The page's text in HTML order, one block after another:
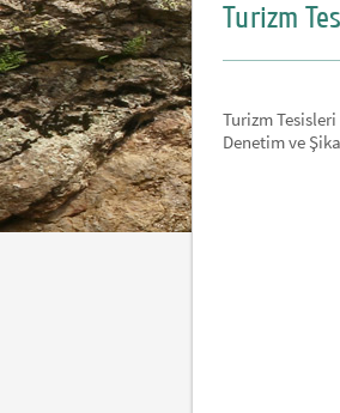
Turizm
Turizm
Denetim ve